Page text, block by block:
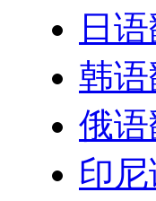
日
韩
俄
印